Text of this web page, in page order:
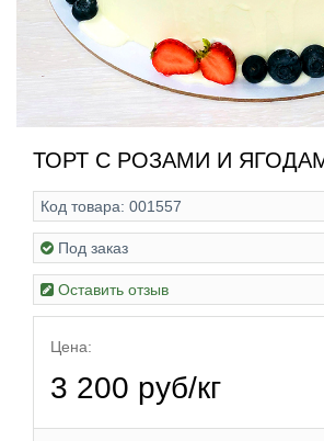
ТОРТ С РОЗАМИ И
Код товара: 001557
Под заказ
Оставить отзыв
Цена:
3 200 руб/кг